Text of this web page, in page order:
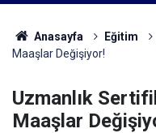
Anasayfa Eğitim
Maaşlar Değişiyor!
Uzmanlık
Maaşlar